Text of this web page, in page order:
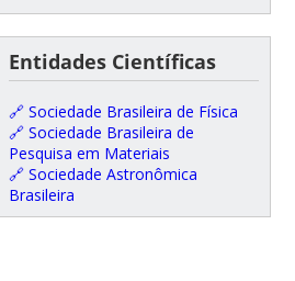
Entidades Científicas
🔗 Sociedade Brasileira de Física
🔗 Sociedade Brasileira de
Pesquisa em Materiais
🔗 Sociedade Astronômica
Brasileira